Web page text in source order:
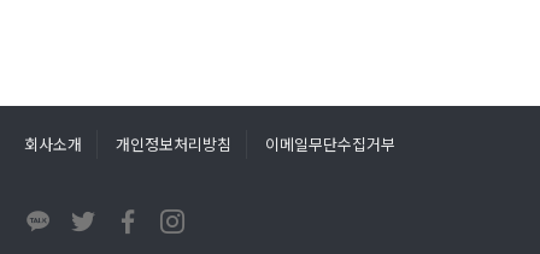
회사소개 개인정보처리방침 이메일무단수집거부